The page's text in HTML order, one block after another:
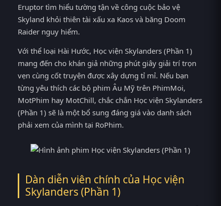
Eruptor tìm hiểu tường tận về công cuộc bảo vệ
Skyland khỏi thiên tài xấu xa Kaos và băng Doom
Raider nguy hiểm.
Với thể loại Hài Hước, Học viện Skylanders (Phần 1)
mang đến cho khán giả những phút giây giải trí trọn
vẹn cùng cốt truyện được xây dựng tỉ mỉ. Nếu bạn
từng yêu thích các bộ phim Âu Mỹ trên PhimMoi,
MotPhim hay MotChill, chắc chắn Học viện Skylanders
(Phần 1) sẽ là một bổ sung đáng giá vào danh sách
phải xem của mình tại RoPhim.
Dàn diễn viên chính của Học viện
Skylanders (Phần 1)